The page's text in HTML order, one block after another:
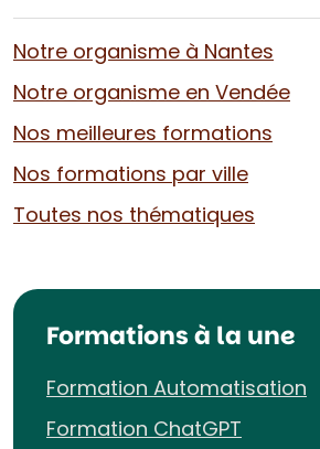
Notre organisme à Nantes
Notre organisme en Vendée
Nos meilleures formations
Nos formations par ville
Toutes nos thématiques
Formations à la une
Formation Automatisation
Formation ChatGPT